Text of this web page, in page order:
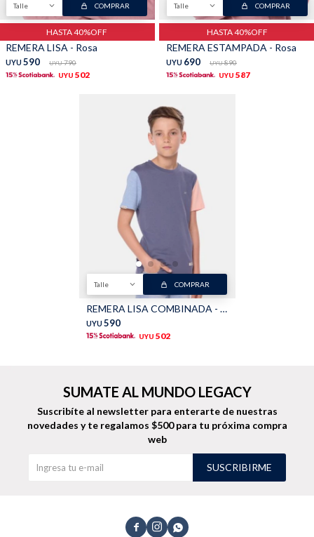
Talle COMPRAR
HASTA 40%OFF
REMERA LISA - Rosa
UYU 590 UYU 790
UYU 502
Talle COMPRAR
HASTA 40%OFF
REMERA ESTAMPADA - Rosa
UYU 690 UYU 890
UYU 587
Talle COMPRAR
REMERA LISA COMBINADA - Lila
UYU 590
UYU 502
  
SUMATE AL MUNDO LEGACY
Suscribíte al newsletter para enterarte de nuestras
novedades y te regalamos $500 para tu próxima compra
web
SUSCRIBIRME
Camperas Chalecos
Jeans
Trajes